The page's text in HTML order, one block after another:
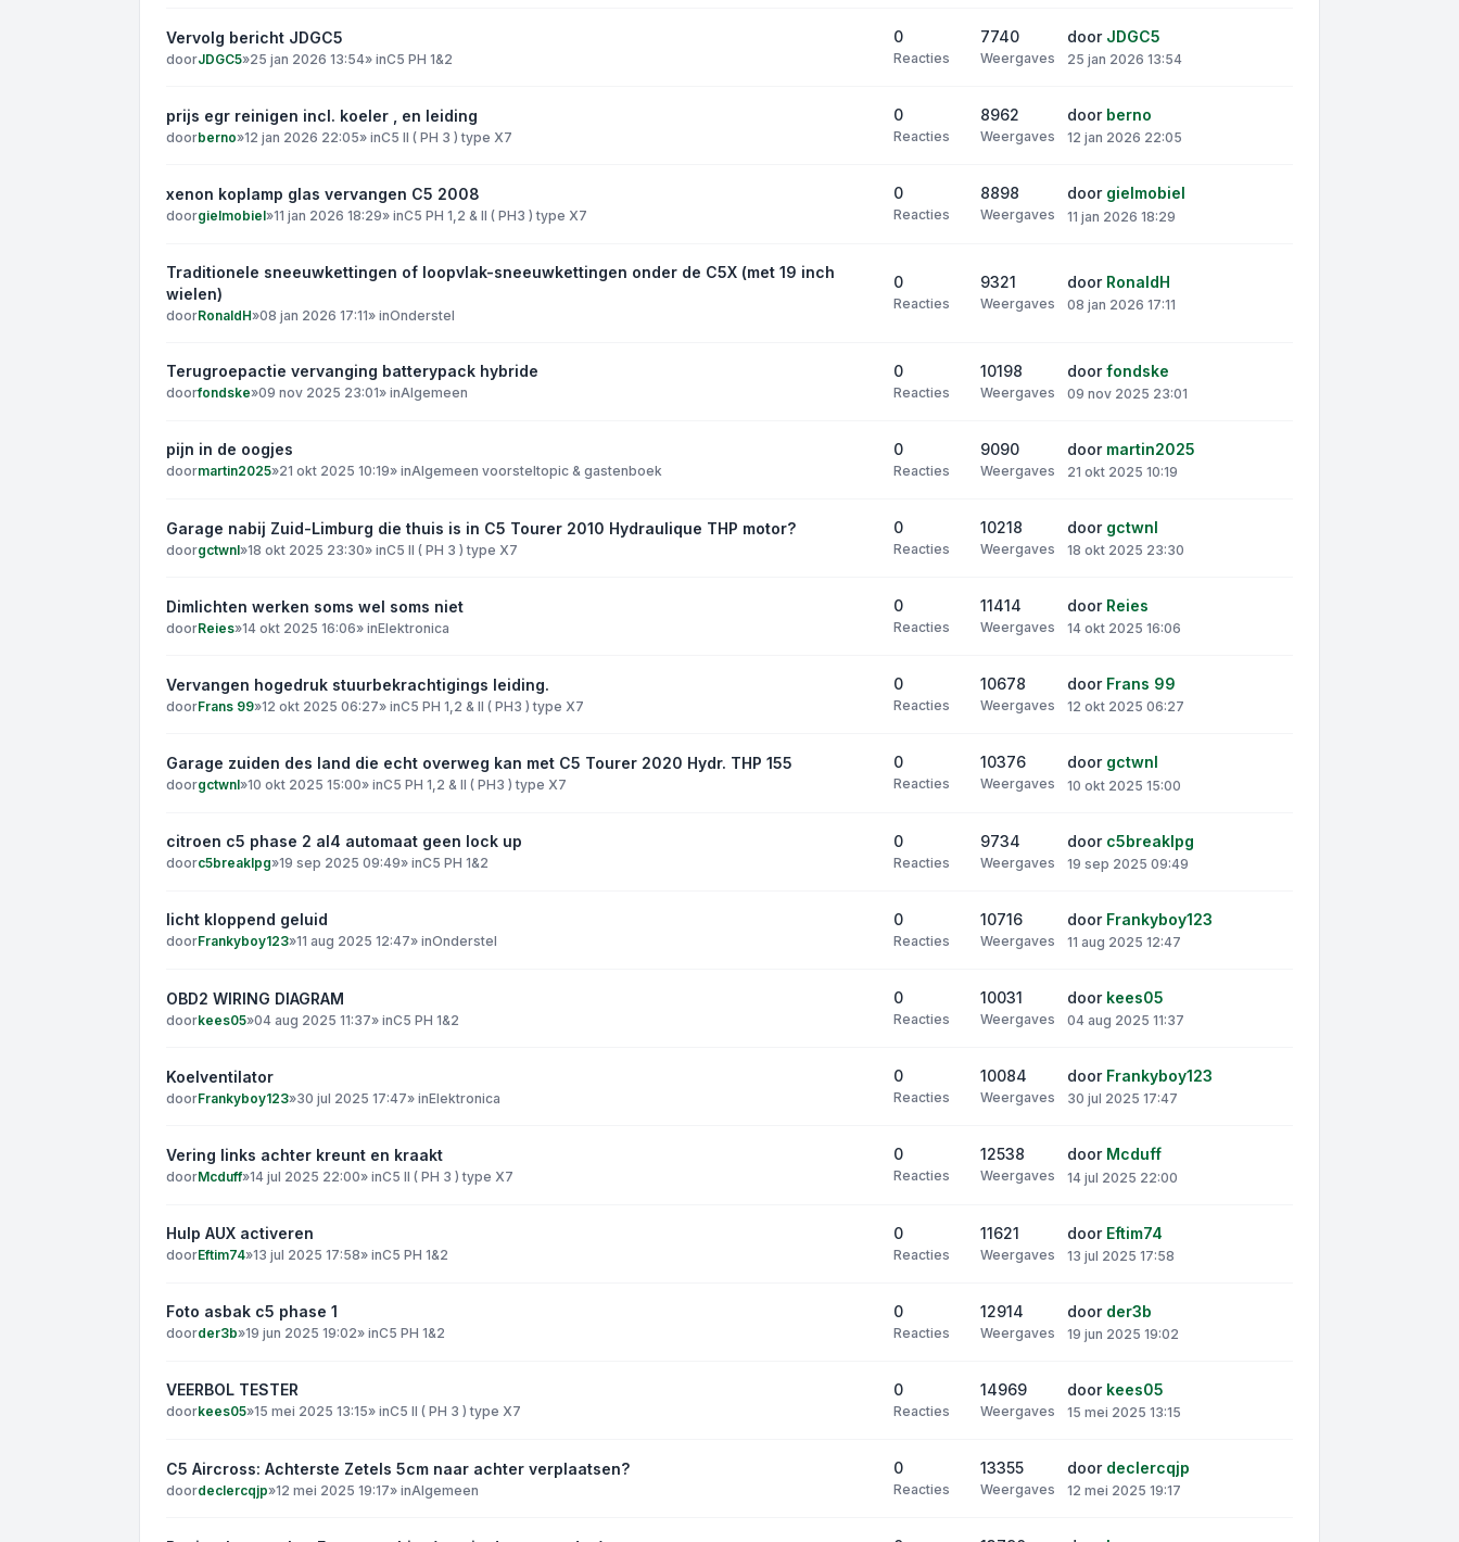
Vervolg bericht JDGC5
doorJDGC5»25 jan 2026 13:54» inC5 PH 1&2
0
Reacties
7740
Weergaves
door JDGC5
25 jan 2026 13:54
prijs egr reinigen incl. koeler , en leiding
doorberno»12 jan 2026 22:05» inC5 II ( PH 3 ) type X7
0
Reacties
8962
Weergaves
door berno
12 jan 2026 22:05
xenon koplamp glas vervangen C5 2008
doorgielmobiel»11 jan 2026 18:29» inC5 PH 1,2 & II ( PH3 ) type X7
0
Reacties
8898
Weergaves
door gielmobiel
11 jan 2026 18:29
Traditionele sneeuwkettingen of loopvlak-sneeuwkettingen onder de C5X (met 19 inch
wielen)
doorRonaldH»08 jan 2026 17:11» inOnderstel
0
Reacties
9321
Weergaves
door RonaldH
08 jan 2026 17:11
Terugroepactie vervanging batterypack hybride
doorfondske»09 nov 2025 23:01» inAlgemeen
0
Reacties
10198
Weergaves
doorfondske
09 nov 2025 23:01
pijn in de oogjes
doormartin2025»21 okt 2025 10:19» inAlgemeen voorsteltopic & gastenboek
0
Reacties
9090
Weergaves
door martin2025
21 okt 2025 10:19
Garage nabij Zuid-Limburg die thuis is in C5 Tourer 2010 Hydraulique THP motor?
doorgctwnl»18 okt 2025 23:30» inC5 II ( PH 3 ) type X7
0
Reacties
10218
Weergaves
door gctwnl
18 okt 2025 23:30
Dimlichten werken soms wel soms niet
doorReies»14 okt 2025 16:06» inElektronica
0
Reacties
11414
Weergaves
door Reies
14 okt 2025 16:06
Vervangen hogedruk stuurbekrachtigings leiding.
doorFrans 99»12 okt 2025 06:27» inC5 PH 1,2 & II ( PH3 ) type X7
0
Reacties
10678
Weergaves
door Frans 99
12 okt 2025 06:27
Garage zuiden des land die echt overweg kan met C5 Tourer 2020 Hydr. THP 155
doorgctwnl»10 okt 2025 15:00» inC5 PH 1,2 & II ( PH3 ) type X7
0
Reacties
10376
Weergaves
door gctwnl
10 okt 2025 15:00
citroen c5 phase 2 al4 automaat geen lock up
doorc5breaklpg»19 sep 2025 09:49» inC5 PH 1&2
0
Reacties
9734
Weergaves
door c5breaklpg
19 sep 2025 09:49
licht kloppend geluid
doorFrankyboy123»11 aug 2025 12:47» inOnderstel
0
Reacties
10716
Weergaves
door Frankyboy123
11 aug 2025 12:47
OBD2 WIRING DIAGRAM
doorkees05»04 aug 2025 11:37» inC5 PH 1&2
0
Reacties
10031
Weergaves
door kees05
04 aug 2025 11:37
Koelventilator
doorFrankyboy123»30 jul 2025 17:47» inElektronica
0
Reacties
10084
Weergaves
door Frankyboy123
30 jul 2025 17:47
Vering links achter kreunt en kraakt
doorMcduff»14 jul 2025 22:00» inC5 II ( PH 3 ) type X7
0
Reacties
12538
Weergaves
door Mcduff
14 jul 2025 22:00
Hulp AUX activeren
doorEftim74»13 jul 2025 17:58» inC5 PH 1&2
0
Reacties
11621
Weergaves
door Eftim74
13 jul 2025 17:58
Foto asbak c5 phase 1
doorder3b»19 jun 2025 19:02» inC5 PH 1&2
0
Reacties
12914
Weergaves
door der3b
19 jun 2025 19:02
VEERBOL TESTER
doorkees05»15 mei 2025 13:15» inC5 II ( PH 3 ) type X7
0
Reacties
14969
Weergaves
door kees05
15 mei 2025 13:15
C5 Aircross: Achterste Zetels 5cm naar achter verplaatsen?
doordeclercqjp»12 mei 2025 19:17» inAlgemeen
0
Reacties
13355
Weergaves
door declercqjp
12 mei 2025 19:17